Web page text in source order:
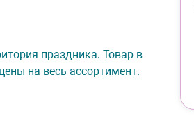
праздника. Товар в
на весь ассортимент.